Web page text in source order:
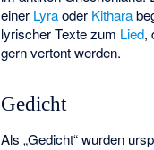
einer Lyraoder Kithara
lyrischer Texte zum Lied,
gern vertont werden.
Gedicht
Als „Gedicht“ wurden